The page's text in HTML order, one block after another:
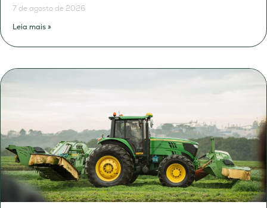
7 de agosto de 2026
Leia mais »